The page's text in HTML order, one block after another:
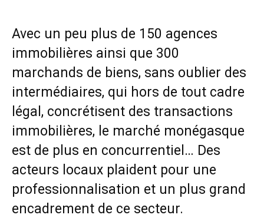
Avec un peu plus de 150 agences
immobilières ainsi que 300
marchands de biens, sans oublier des
intermédiaires, qui hors de tout cadre
légal, concrétisent des transactions
immobilières, le marché monégasque
est de plus en concurrentiel… Des
acteurs locaux plaident pour une
professionnalisation et un plus grand
encadrement de ce secteur.